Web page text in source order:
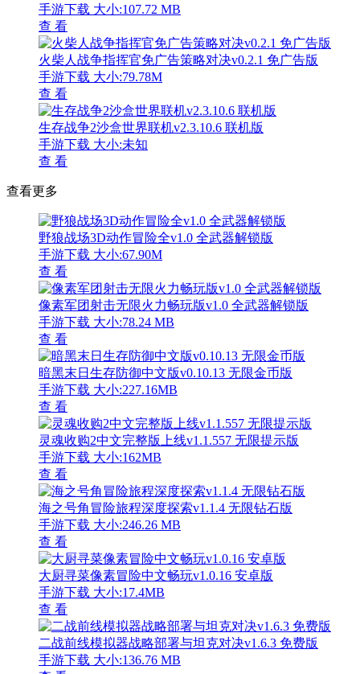
手游下载 大小:107.72 MB
查 看
火柴人战争指挥官免广告策略对决v0.2.1 免广告版
手游下载 大小:79.78M
查 看
生存战争2沙盒世界联机v2.3.10.6 联机版
手游下载 大小:未知
查 看
查看更多
野狼战场3D动作冒险全v1.0 全武器解锁版
手游下载 大小:67.90M
查 看
像素军团射击无限火力畅玩版v1.0 全武器解锁版
手游下载 大小:78.24 MB
查 看
暗黑末日生存防御中文版v0.10.13 无限金币版
手游下载 大小:227.16MB
查 看
灵魂收购2中文完整版上线v1.1.557 无限提示版
手游下载 大小:162MB
查 看
海之号角冒险旅程深度探索v1.1.4 无限钻石版
手游下载 大小:246.26 MB
查 看
大厨寻菜像素冒险中文畅玩v1.0.16 安卓版
手游下载 大小:17.4MB
查 看
二战前线模拟器战略部署与坦克对决v1.6.3 免费版
手游下载 大小:136.76 MB